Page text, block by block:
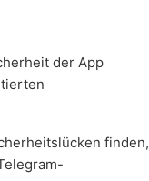
der App
finden,